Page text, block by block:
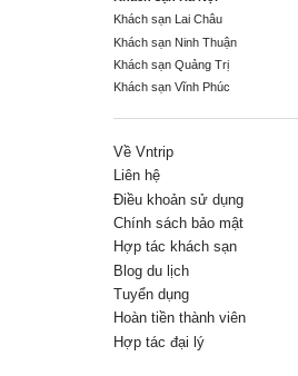
Khách sạn Lai Châu
Khách sạn Ninh Thuận
Khách sạn Quảng Trị
Khách sạn Vĩnh Phúc
Về Vntrip
Liên hệ
Điều khoản sử dụng
Chính sách bảo mật
Hợp tác khách sạn
Blog du lịch
Tuyển dụng
Hoàn tiền thành viên
Hợp tác đại lý